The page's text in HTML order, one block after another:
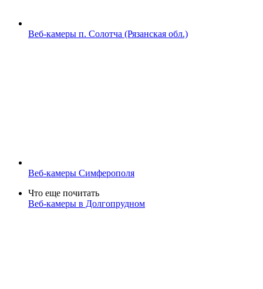
Веб-камеры п. Солотча (Рязанская обл.)
Веб-камеры Симферополя
Что еще почитать
Веб-камеры в Долгопрудном